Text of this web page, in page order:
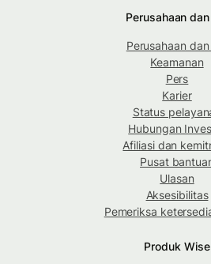
Perusahaan
Perusahaan
Keamanan
Pers
Karier
Status
Hubungan
Afiliasi dan
Pusat
Ulasan
Aksesibilitas
Pemeriksa
Produk Wise